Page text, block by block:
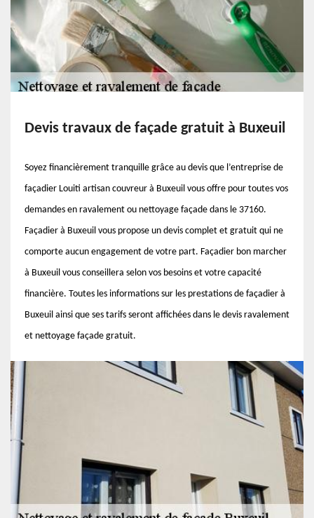
Devis travaux de façade gratuit à Buxeuil
Soyez financièrement tranquille grâce au devis que l’entreprise de
façadier Louiti artisan couvreur à Buxeuil vous offre pour toutes vos
demandes en ravalement ou nettoyage façade dans le 37160.
Façadier à Buxeuil vous propose un devis complet et gratuit qui ne
comporte aucun engagement de votre part. Façadier bon marcher
à Buxeuil vous conseillera selon vos besoins et votre capacité
financière. Toutes les informations sur les prestations de façadier à
Buxeuil ainsi que ses tarifs seront affichées dans le devis ravalement
et nettoyage façade gratuit.